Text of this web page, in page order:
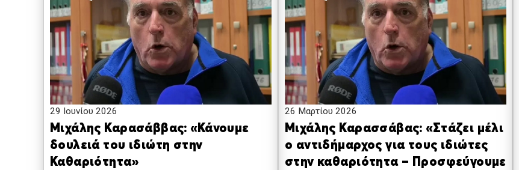
29 Ιουνίου 2026
Μιχάλης Καρασάββας: «Κάνουμε
δουλειά του ιδιώτη στην
Καθαριότητα»
26 Μαρτίου 2026
Μιχάλης Καρασσάβας: «Στάζει μέλι
ο αντιδήμαρχος για τους ιδιώτες
στην καθαριότητα – Προσφεύγουμε